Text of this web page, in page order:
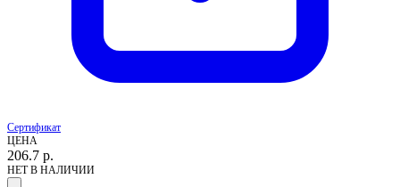
Сертификат
ЦЕНА
206.7 р.
НЕТ В НАЛИЧИИ